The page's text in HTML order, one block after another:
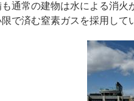
通常の建物は水による消火
で済む窒素ガスを採用して